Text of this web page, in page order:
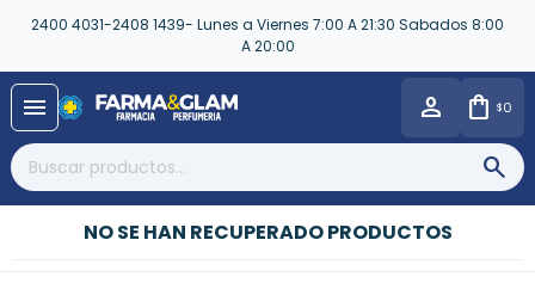
2400 4031-2408 1439- Lunes a Viernes 7:00 A 21:30 Sabados 8:00
A 20:00
menu $0
NO SE HAN RECUPERADO PRODUCTOS